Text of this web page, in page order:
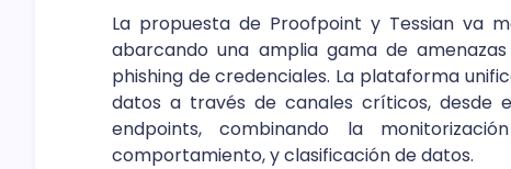
La propuesta de Proofpoint y Tessian va
abarcando una amplia gama de
phishing de credenciales. La plataforma
datos a través de canales críticos, desde
endpoints, combinando la
comportamiento, y clasificación de datos.